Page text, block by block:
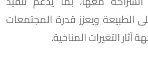
الطبيعة ويعزز قدرة المجتمعات
التغيرات المناخية.